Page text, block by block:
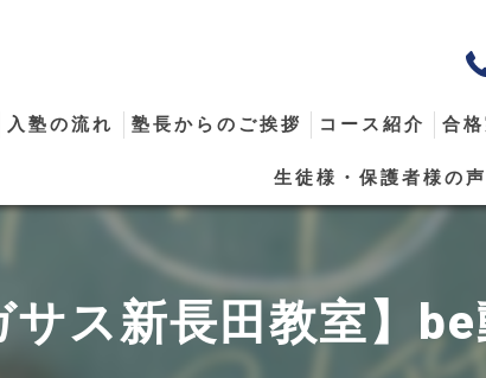
入塾の流れ 塾長からのご挨拶 コース紹介 合
生徒様・保護者様の声
サス新長田教室】be